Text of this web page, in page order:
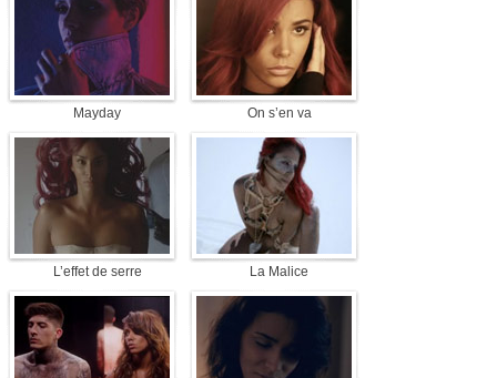
Mayday On s’en va
L’effet de serre La Malice